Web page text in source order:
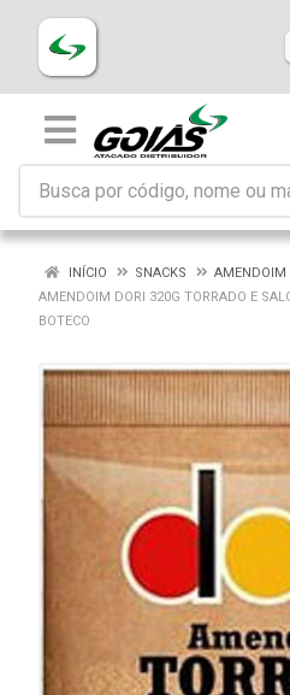
INÍCIO SNACKS
AMENDOIM
AMENDOIM DORI 320G TORRADO E
BOTECO